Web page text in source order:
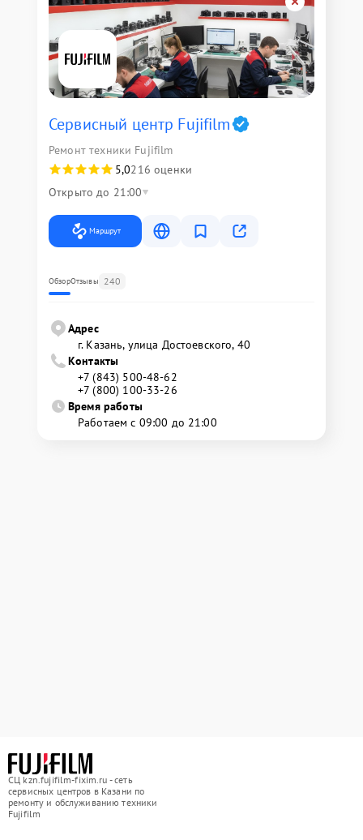
Сервисный центр Fujifilm
Ремонт техники Fujifilm
5,0216 оценки
Открыто до 21:00
Маршрут
ОбзорОтзывы 240
Адрес
г. Казань, улица Достоевского, 40
Контакты
+7 (843) 500-48-62
+7 (800) 100-33-26
Время работы
Работаем с 09:00 до 21:00
СЦ kzn.fujifilm-fixim.ru - сеть
сервисных центров в Казани по
ремонту и обслуживанию техники
Fujifilm